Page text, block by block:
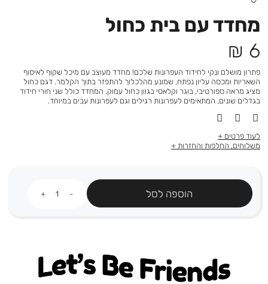
מחדד עם בית כחול
מחיר
מוצר
6 ₪
פתרון מושלם ונקי לחידוד העפרונות שלכם! מחדד מעוצב עם מיכל שקוף לאיסוף
השאריות ומכסה עליון נפתח, שמונע מהלכלוך להתפזר בתוך הקלמר. דגם כחול
מציג מראה ספורטיבי, בוגר וקלאסי בגוון כחול עמוק. המחדד כולל שני חורי חידוד
בגדלים שונים, המתאימים לעפרונות רגילים וגם לעפרונות עבים במיוחד.
לעוד פרטים
משלוחים, החלפות והחזרות
הוספה לסל
Let's be friends